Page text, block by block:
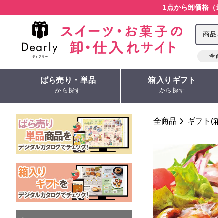
1点から卸価格
全
ばら売り・単品
から探す
箱入りギフト
から探す
全商品 ギフト(